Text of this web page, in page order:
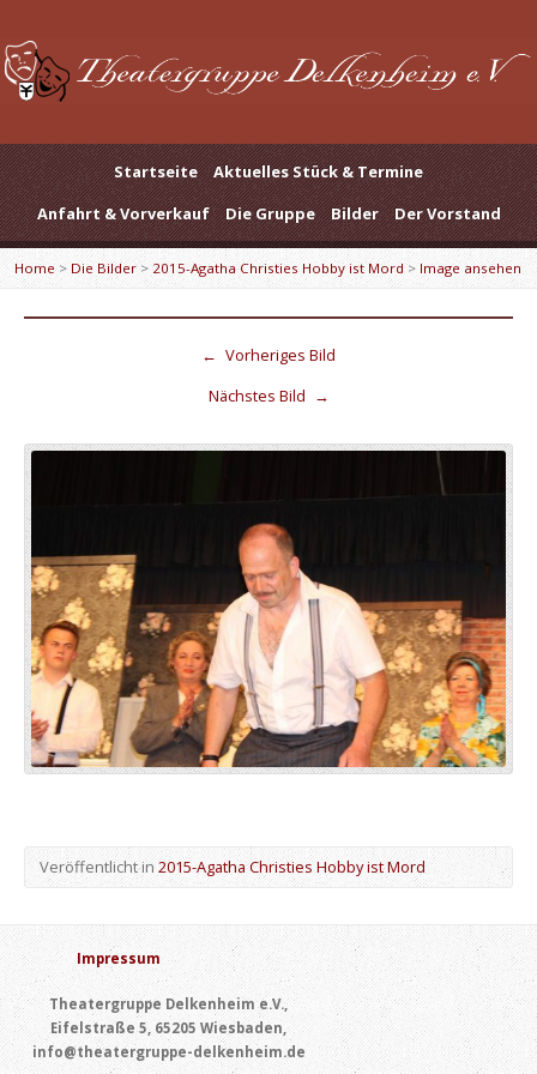
Startseite
Aktuelles Stück & Termine
Anfahrt & Vorverkauf
Die Gruppe Bilder Der Vorstand
Home > Die Bilder> 2015-Agatha Christies Hobby ist Mord > Image ansehen
← Vorheriges Bild
Nächstes Bild →
Veröffentlicht in2015-Agatha Christies Hobby ist Mord
Impressum
Theatergruppe Delkenheim e.V.,
Eifelstraße 5, 65205 Wiesbaden,
info@theatergruppe-delkenheim.de